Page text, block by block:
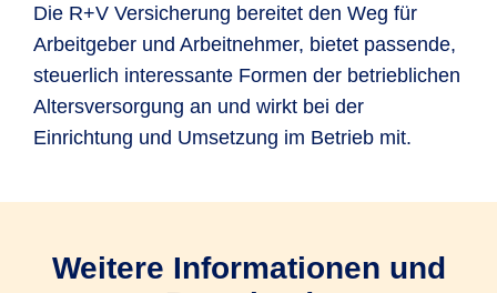
Die R+V Versicherung bereitet den Weg für
Arbeitgeber und Arbeitnehmer, bietet passende,
steuerlich interessante Formen der betrieblichen
Altersversorgung an und wirkt bei der
Einrichtung und Umsetzung im Betrieb mit.
Weitere Informationen und